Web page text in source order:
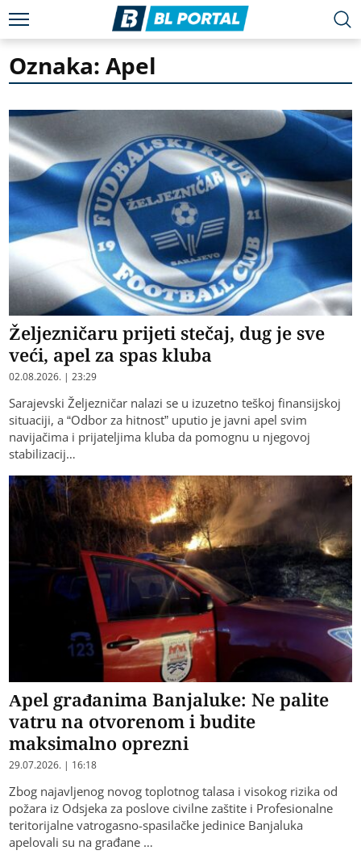
Oznaka: Apel
Željezničaru prijeti stečaj, dug je sve
veći, apel za spas kluba
02.08.2026. | 23:29
Sarajevski Željezničar nalazi se u izuzetno teškoj finansijskoj
situaciji, a “Odbor za hitnost” uputio je javni apel svim
navijačima i prijateljima kluba da pomognu u njegovoj
stabilizacij…
Apel građanima Banjaluke: Ne palite
vatru na otvorenom i budite
maksimalno oprezni
29.07.2026. | 16:18
Zbog najavljenog novog toplotnog talasa i visokog rizika od
požara iz Odsjeka za poslove civilne zaštite i Profesionalne
teritorijalne vatrogasno-spasilačke jedinice Banjaluka
apelovali su na građane …